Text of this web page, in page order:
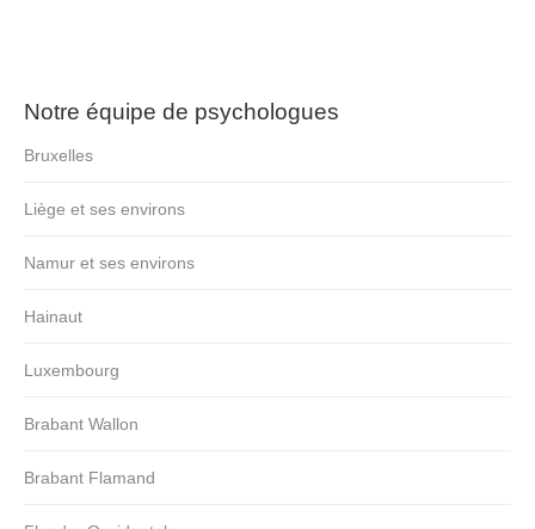
Notre équipe de psychologues
Bruxelles
Liège et ses environs
Namur et ses environs
Hainaut
Luxembourg
Brabant Wallon
Brabant Flamand